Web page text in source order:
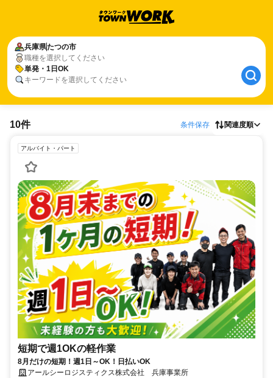
兵庫県たつの市
職種を選択してください
単発・1日OK
キーワードを選択してください
10件 条件保存 関連度順
アルバイト・パート
短期で週1OKの軽作業
8月だけの短期！週1日～OK！日払いOK
アールシーロジスティクス株式会社 兵庫事業所